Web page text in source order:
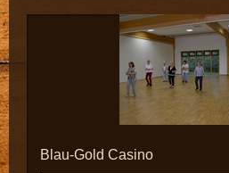
Blau-Gold Casino